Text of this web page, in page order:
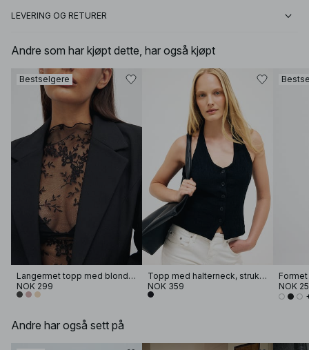
LEVERING OG RETURER
Andre som har kjøpt dette, har også kjøpt
Bestselgere
Langermet topp med blonder
NOK 299
Topp med halterneck, struktur og knapper
NOK 359
NOK
Andre har også sett på